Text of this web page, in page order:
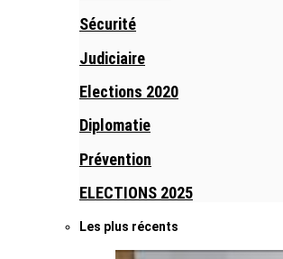
Sécurité
Judiciaire
Elections 2020
Diplomatie
Prévention
ELECTIONS 2025
Les plus récents